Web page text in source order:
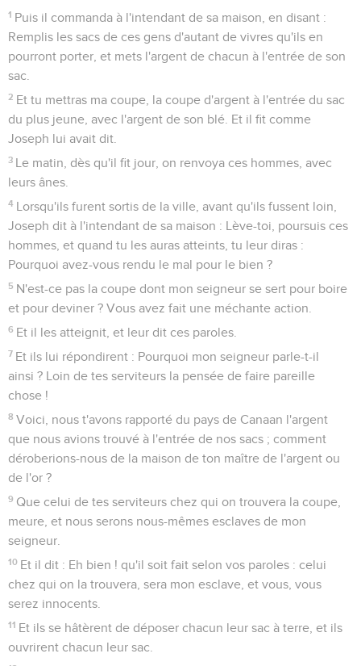
1 Puis il commanda à l'intendant de sa maison, en disant :
Remplis les sacs de ces gens d'autant de vivres qu'ils en
pourront porter, et mets l'argent de chacun à l'entrée de son
sac.
2 Et tu mettras ma coupe, la coupe d'argent à l'entrée du sac
du plus jeune, avec l'argent de son blé. Et il fit comme
Joseph lui avait dit.
3 Le matin, dès qu'il fit jour, on renvoya ces hommes, avec
leurs ânes.
4 Lorsqu'ils furent sortis de la ville, avant qu'ils fussent loin,
Joseph dit à l'intendant de sa maison : Lève-toi, poursuis ces
hommes, et quand tu les auras atteints, tu leur diras :
Pourquoi avez-vous rendu le mal pour le bien ?
5 N'est-ce pas la coupe dont mon seigneur se sert pour boire
et pour deviner ? Vous avez fait une méchante action.
6 Et il les atteignit, et leur dit ces paroles.
7 Et ils lui répondirent : Pourquoi mon seigneur parle-t-il
ainsi ? Loin de tes serviteurs la pensée de faire pareille
chose !
8 Voici, nous t'avons rapporté du pays de Canaan l'argent
que nous avions trouvé à l'entrée de nos sacs ; comment
déroberions-nous de la maison de ton maître de l'argent ou
de l'or ?
9 Que celui de tes serviteurs chez qui on trouvera la coupe,
meure, et nous serons nous-mêmes esclaves de mon
seigneur.
10 Et il dit : Eh bien ! qu'il soit fait selon vos paroles : celui
chez qui on la trouvera, sera mon esclave, et vous, vous
serez innocents.
11 Et ils se hâtèrent de déposer chacun leur sac à terre, et ils
ouvrirent chacun leur sac.